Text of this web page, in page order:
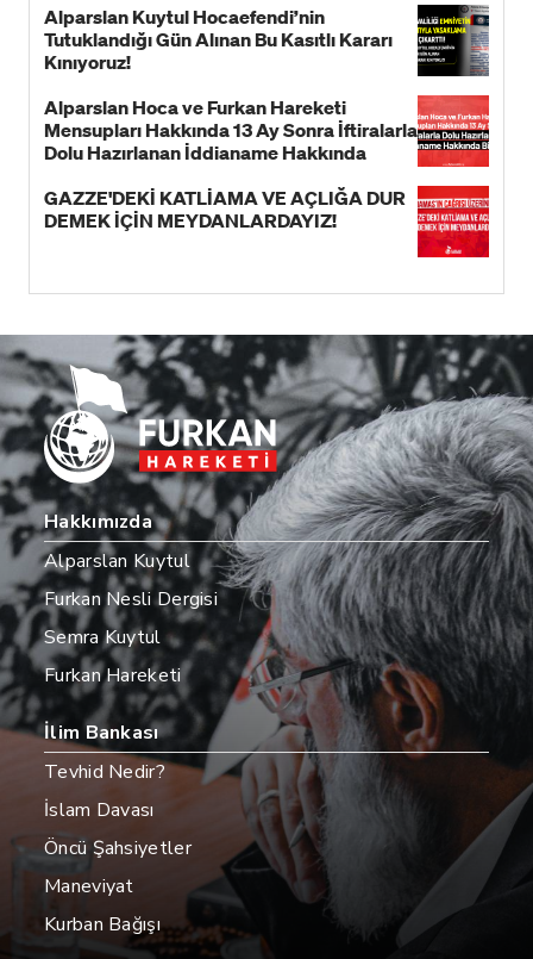
Alparslan Kuytul Hocaefendi’nin
Tutuklandığı Gün Alınan Bu Kasıtlı Kararı
Kınıyoruz!
Alparslan Hoca ve Furkan Hareketi
Mensupları Hakkında 13 Ay Sonra İftiralarla
Dolu Hazırlanan İddianame Hakkında
GAZZE'DEKİ KATLİAMA VE AÇLIĞA DUR
DEMEK İÇİN MEYDANLARDAYIZ!
Hakkımızda
Alparslan Kuytul
Furkan Nesli Dergisi
Semra Kuytul
Furkan Hareketi
İlim Bankası
Tevhid Nedir?
İslam Davası
Öncü Şahsiyetler
Maneviyat
Kurban Bağışı